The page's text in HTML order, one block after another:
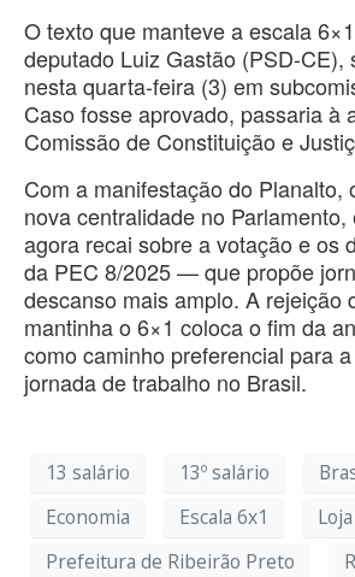
O texto que manteve a escala
deputado Luiz Gastão (PSD-CE),
nesta quarta-feira (3) em
Caso fosse aprovado, passaria à
Comissão de Constituição e
Com a manifestação do Planalto,
nova centralidade no
agora recai sobre a votação e os
da PEC 8/2025 — que propõe
descanso mais amplo. A rejeição
mantinha o 6×1 coloca o fim da
como caminho preferencial para
jornada de trabalho no Brasil.
13 salário 13º salário
Economia
Escala 6x1 Loja
Prefeitura de Ribeirão Preto